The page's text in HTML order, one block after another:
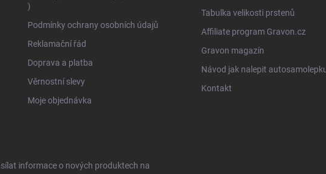
)
Podmínky ochrany osobních údajů
Reklamační řád
Doprava a platba
Věrnostní slevy
Moje objednávka
Tabulka velikosti prstenů
Affiliate program Gravon.cz
Gravon magazín
Návod jak nalepit
Kontakt
informace o nových produktech na